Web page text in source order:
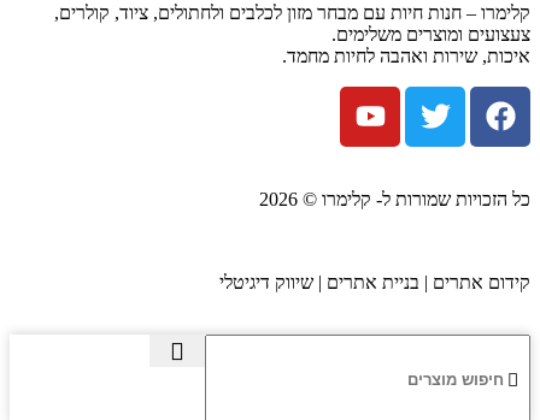
קלימרו – חנות חיות עם מבחר מזון לכלבים ולחתולים, ציוד, קולרים,
צעצועים ומוצרים משלימים.
איכות, שירות ואהבה לחיות מחמד.
כל הזכויות שמורות ל- קלימרו © 2026
קידום אתרים | בניית אתרים | שיווק דיגיטלי